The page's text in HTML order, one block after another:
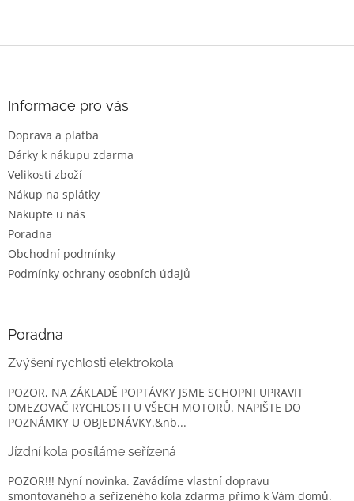
Informace pro vás
Doprava a platba
Dárky k nákupu zdarma
Velikosti zboží
Nákup na splátky
Nakupte u nás
Poradna
Obchodní podmínky
Podmínky ochrany osobních údajů
Poradna
Zvýšení rychlosti elektrokola
POZOR, NA ZÁKLADĚ POPTÁVKY JSME SCHOPNI UPRAVIT
OMEZOVAČ RYCHLOSTI U VŠECH MOTORŮ. NAPIŠTE DO
POZNÁMKY U OBJEDNÁVKY.&nb...
Jízdní kola posíláme seřízená
POZOR!!! Nyní novinka. Zavádíme vlastní dopravu
smontovaného a seřízeného kola zdarma přímo k Vám domů.